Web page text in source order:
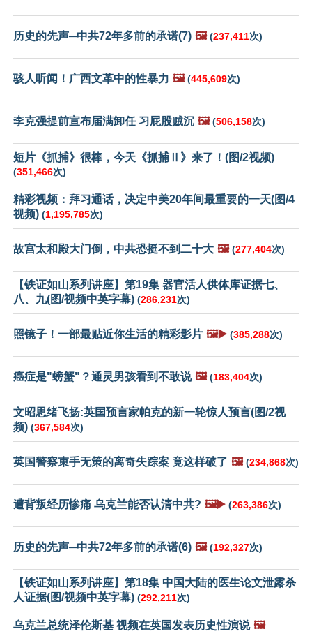
历史的先声─中共72年多前的承诺(7) 🖼️ (237,411次)
骇人听闻！广西文革中的性暴力 🖼️ (445,609次)
李克强提前宣布届满卸任 习屁股贼沉 🖼️ (506,158次)
短片《抓捕》很棒，今天《抓捕Ⅱ》来了！(图/2视频)
(351,466次)
精彩视频：拜习通话，决定中美20年间最重要的一天(图/4
视频) (1,195,785次)
故宫太和殿大门倒，中共恐挺不到二十大 🖼️ (277,404次)
【铁证如山系列讲座】第19集 器官活人供体库证据七、
八、九(图/视频中英字幕) (286,231次)
照镜子！一部最贴近你生活的精彩影片 🖼️▶️ (385,288次)
癌症是"螃蟹"？通灵男孩看到不敢说 🖼️ (183,404次)
文昭思绪飞扬:英国预言家帕克的新一轮惊人预言(图/2视
频) (367,584次)
英国警察束手无策的离奇失踪案 竟这样破了 🖼️ (234,868次)
遭背叛经历惨痛 乌克兰能否认清中共? 🖼️▶️ (263,386次)
历史的先声─中共72年多前的承诺(6) 🖼️ (192,327次)
【铁证如山系列讲座】第18集 中国大陆的医生论文泄露杀
人证据(图/视频中英字幕) (292,211次)
乌克兰总统泽伦斯基 视频在英国发表历史性演说 🖼️